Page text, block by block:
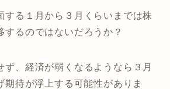
する１月から３月くらいまでは株
するのではないだろうか？
ず、経済が弱くなるようなら３月
期待が浮上する可能性がありま